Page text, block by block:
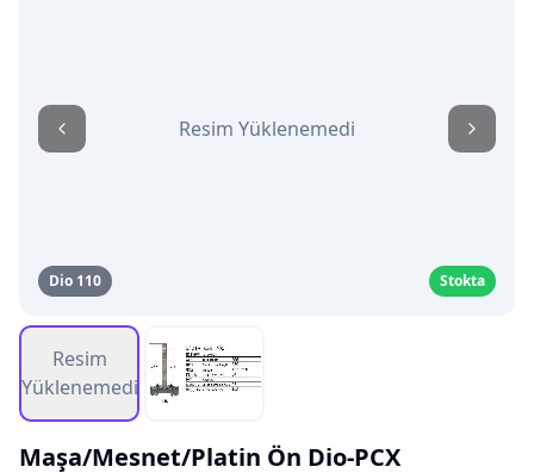
Dio 110 Stokta
Resim Yüklenemedi
Resim
Yüklenemedi
Maşa/Mesnet/Platin Ön Dio-PCX